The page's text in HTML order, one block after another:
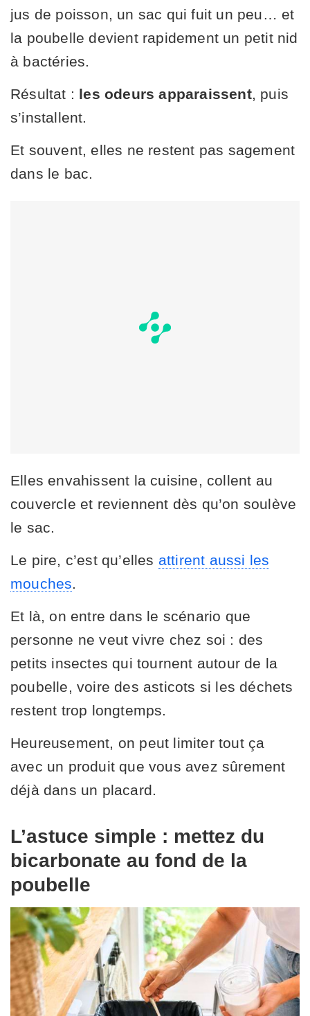
jus de poisson, un sac qui fuit un peu… et
la poubelle devient rapidement un petit nid
à bactéries.
Résultat : les odeurs apparaissent, puis
s’installent.
Et souvent, elles ne restent pas sagement
dans le bac.
Elles envahissent la cuisine, collent au
couvercle et reviennent dès qu’on soulève
le sac.
Le pire, c’est qu’elles attirent aussi les
mouches.
Et là, on entre dans le scénario que
personne ne veut vivre chez soi : des
petits insectes qui tournent autour de la
poubelle, voire des asticots si les déchets
restent trop longtemps.
Heureusement, on peut limiter tout ça
avec un produit que vous avez sûrement
déjà dans un placard.
L’astuce simple : mettez du
bicarbonate au fond de la
poubelle